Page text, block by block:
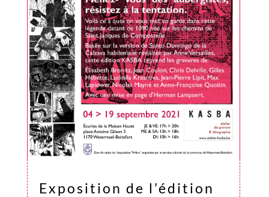
Exposition de l’édition